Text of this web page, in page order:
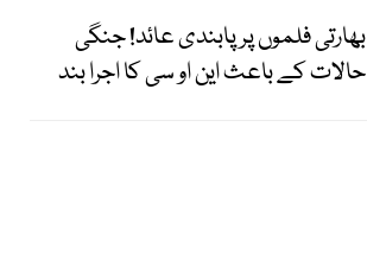
بھارتی فلموں پر پابندی عائد! جنگی
حالات کے باعث این او سی کا اجرا بند